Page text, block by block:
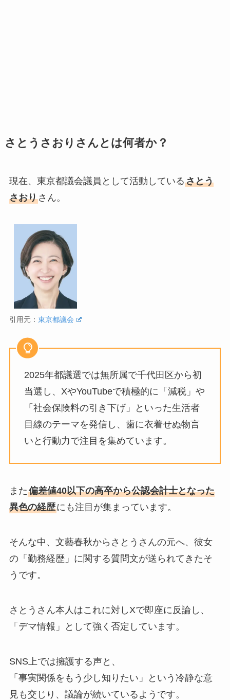
さとうさおりさんとは何者か？
現在、東京都議会議員として活動しているさとう
さおりさん。
引用元：東京都議会
2025年都議選では無所属で千代田区から初
当選し、XやYouTubeで積極的に「減税」や
「社会保険料の引き下げ」といった生活者
目線のテーマを発信し、歯に衣着せぬ物言
いと行動力で注目を集めています。
また偏差値40以下の高卒から公認会計士となった
異色の経歴にも注目が集まっています。
そんな中、文藝春秋からさとうさんの元へ、彼女
の「勤務経歴」に関する質問文が送られてきたそ
うです。
さとうさん本人はこれに対しXで即座に反論し、
「デマ情報」として強く否定しています。
SNS上では擁護する声と、
「事実関係をもう少し知りたい」という冷静な意
見も交じり、議論が続いているようです。